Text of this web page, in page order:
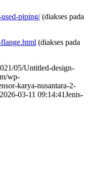
used-piping/(diakses pada
(diakses pada
05/Untitled-design-
wp-
karya-nusantara-2-
2026-03-11 09:14:41Jenis-